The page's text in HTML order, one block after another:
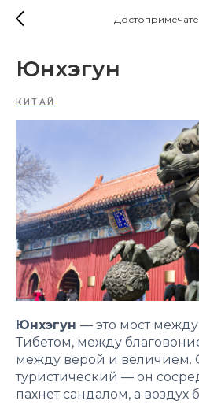
Юнхэгун
КИТАЙ
Юнхэгун — это мост
Тибетом, между
между верой и
туристический — он
пахнет сандалом, а воздух